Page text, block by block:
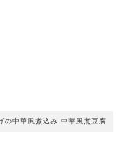
の中華風煮込み 中華風煮豆腐